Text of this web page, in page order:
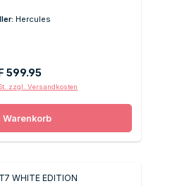
Hercules
Preis:
599.95
zzgl. Versandkosten
Warenkorb